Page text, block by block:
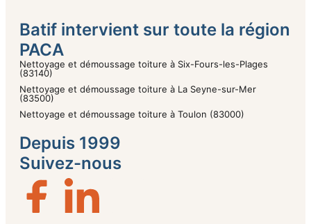
Batif intervient sur toute la région
PACA
Nettoyage et démoussage toiture à Six-Fours-les-Plages
(83140)
Nettoyage et démoussage toiture à La Seyne-sur-Mer
(83500)
Nettoyage et démoussage toiture à Toulon (83000)
Depuis 1999
Suivez-nous